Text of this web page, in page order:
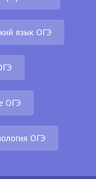
язык ОГЭ
ОГЭ
ОГЭ